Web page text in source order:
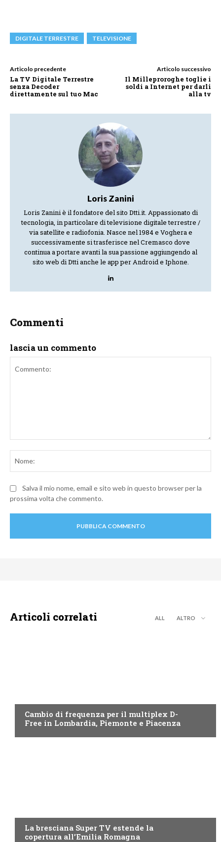
DIGITALE TERRESTRE TELEVISIONE
Articolo precedente
La TV Digitale Terrestre
senza Decoder
direttamente sul tuo Mac
Articolo successivo
Il Milleproroghe toglie i
soldi a Internet per darli
alla tv
Loris Zanini
Loris Zanini è il fondatore del sito Dtti.it. Appassionato di
tecnologia, in particolare di televisione digitale terrestre /
via satellite e radiofonia. Nasce nel 1984 e Voghera e
successivamente si trasferisce nel Cremasco dove
continua a portare avanti la sua passione aggiungendo al
sito web di Dtti anche le app per Android e Iphone.
Commenti
lascia un commento
Salva il mio nome, email e sito web in questo browser per la
prossima volta che commento.
Articoli correlati ALL ALTRO
Cambio di frequenza per il multiplex D-
Free in Lombardia, Piemonte e Piacenza
La bresciana Super TV estende la
copertura all’Emilia Romagna